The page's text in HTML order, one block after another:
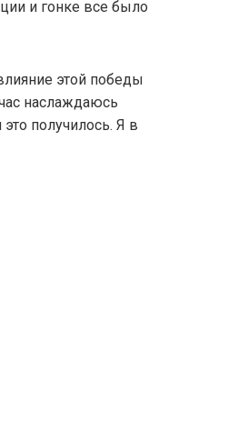
и гонке все было
этой победы
наслаждаюсь
получилось. Я в